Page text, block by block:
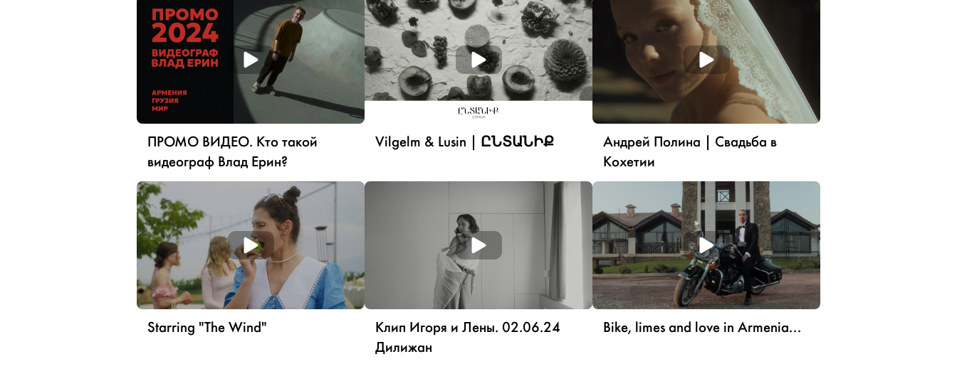
ПРОМО ВИДЕО. Кто такой
видеограф Влад Ерин?
Vilgelm & Lusin | ԸՆՏԱՆԻՔ
Андрей Полина | Свадьба в
Кохетии
Starring "The Wind"
Клип Игоря и Лены. 02.06.24
Дилижан
Bike, limes and love in Armenia...